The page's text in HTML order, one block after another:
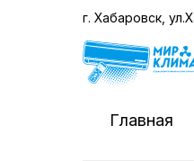
г. Хабаровск,
Главная